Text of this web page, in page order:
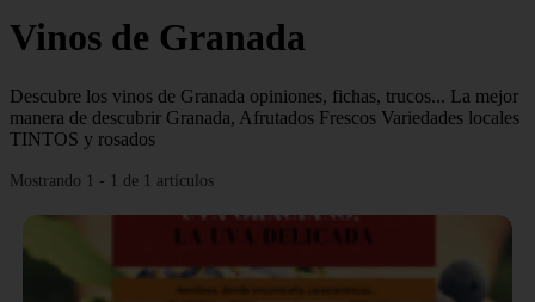
Vinos de Granada
Descubre los vinos de Granada opiniones, fichas, trucos... La mejor
manera de descubrir Granada, Afrutados Frescos Variedades locales
TINTOS y rosados
Mostrando 1 - 1 de 1 artículos